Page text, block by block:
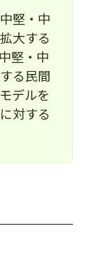
堅・中
大する
堅・中
る民間
デルを
対する